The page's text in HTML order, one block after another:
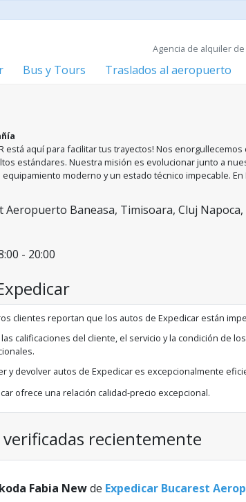
Agencia de alquiler
Bus y Tours Traslados al aeropuerto
está aquí para facilitar tus trayectos! Nos
estándares. Nuestra misión es evolucionar junto a
moderno y un estado técnico impecable. En
Baneasa, Timisoara, Cluj
- 20:00
clientes reportan que los autos de Expedicar están
calificaciones del cliente, el servicio y la condición de
y devolver autos de Expedicar es excepcionalmente
ofrece una relación calidad-precio excepcional.
verificadas recientemente
Fabia Newde Expedicar Bucarest